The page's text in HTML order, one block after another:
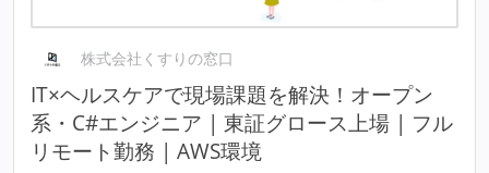
株式会社くすりの窓口
IT×ヘルスケアで現場課題を解決！オープン
系・C#エンジニア | 東証グロース上場 | フル
リモート勤務 | AWS環境